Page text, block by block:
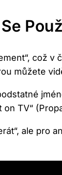
což
můžete
TV“
ale pro